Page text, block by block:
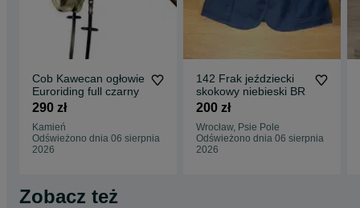
Cob Kawecan ogłowie
Euroriding full czarny
290 zł
Kamień
Odświeżono dnia 06 sierpnia
2026
142 Frak jeździecki
skokowy niebieski BR
200 zł
Wrocław, Psie Pole
Odświeżono dnia 06 sierpnia
2026
Zobacz też